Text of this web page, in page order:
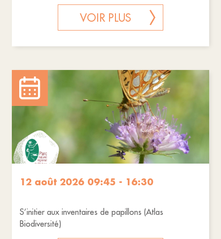
VOIR PLUS
12 août 2026 09:45 - 16:30
S’initier aux inventaires de papillons (Atlas
Biodiversité)